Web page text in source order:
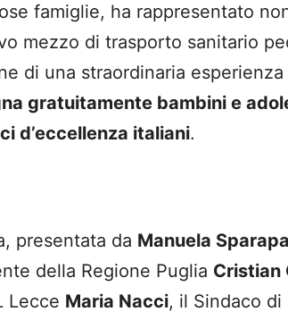
famiglie, ha rappresentato
mezzo di trasporto sanitario
di una straordinaria
gratuitamente bambini e
d’eccellenza italiani.
presentata da Manuela
della Regione Puglia Cristian
Lecce Maria Nacci, il Sindaco di